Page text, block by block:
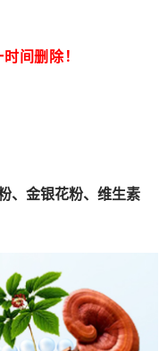
间删除！
、金银花粉、维生素